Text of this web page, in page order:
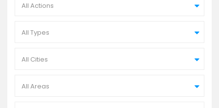
All Actions
All Types
All Cities
All Areas